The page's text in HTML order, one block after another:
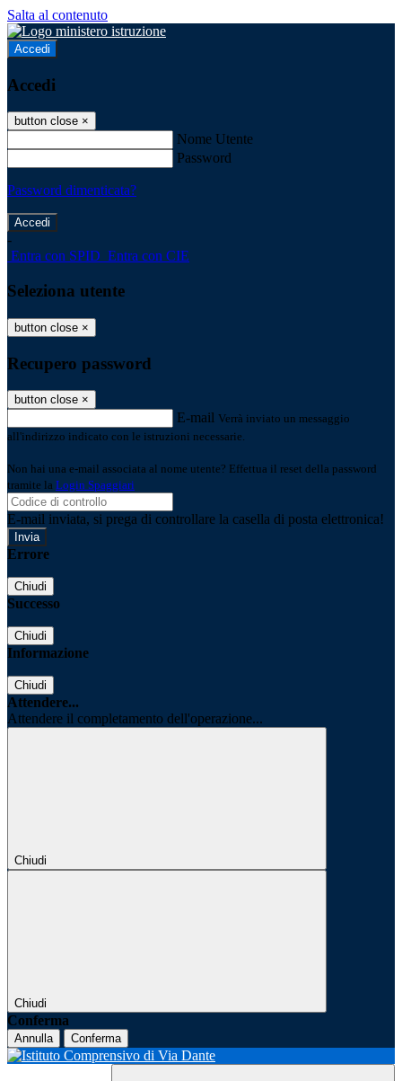
Salta al contenuto
Accedi
Accedi
button close ×
Nome Utente
Password
Password dimenticata?
-
Entra con SPID Entra con CIE
Seleziona utente
button close ×
Recupero password
button close ×
E-mail Verrà inviato un messaggio
all'indirizzo indicato con le istruzioni necessarie.
Non hai una e-mail associata al nome utente? Effettua il reset della password
tramite la Login Spaggiari
E-mail inviata, si prega di controllare la casella di posta elettronica!
Errore
Chiudi
Successo
Chiudi
Informazione
Chiudi
Attendere...
Attendere il completamento dell'operazione...
Chiudi
Chiudi
Conferma
Annulla Conferma